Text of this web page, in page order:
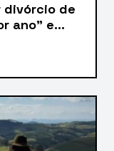
divórcio de
ano” e…